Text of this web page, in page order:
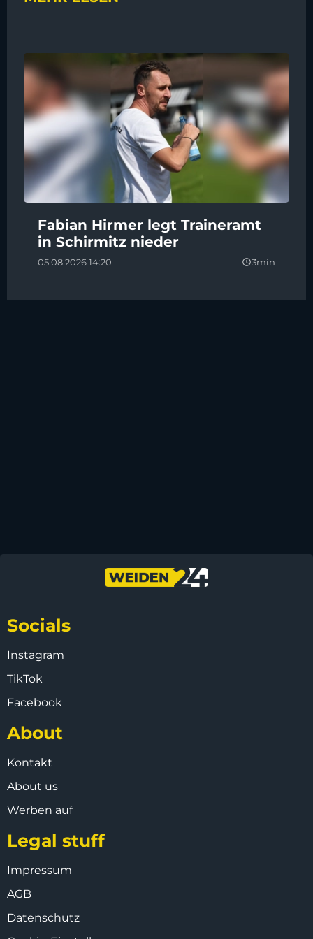
Fabian Hirmer legt Traineramt
in Schirmitz nieder
05.08.2026 14:20 query_builder3min
Socials
Instagram
TikTok
Facebook
About
Kontakt
About us
Werben auf
Legal stuff
Impressum
AGB
Datenschutz